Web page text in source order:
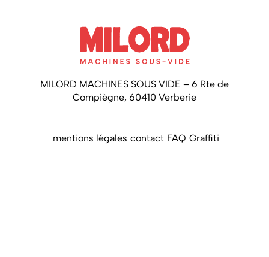
MILORD MACHINES SOUS VIDE – 6 Rte de
Compiègne, 60410 Verberie
mentions légales contact FAQ Graffiti